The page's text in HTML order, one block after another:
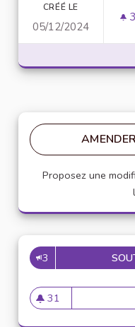
CRÉÉ LE
05/12/2024
Proposez une
3
31
31 abonnés